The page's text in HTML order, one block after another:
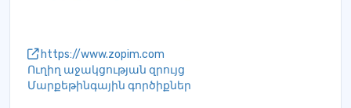
https://www.zopim.com
Ուղիղ աջակցության զրույց
Մարքեթինգային գործիքներ